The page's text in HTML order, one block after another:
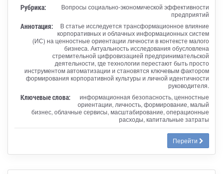
Рубрика:
Вопросы социально-экономической эффективности
предприятий
Аннотация:
В статье исследуется трансформационное влияние
корпоративных и облачных информационных систем
(ИС) на ценностные ориентации личности в контексте малого
бизнеса. Актуальность исследования обусловлена
стремительной цифровизацией предпринимательской
деятельности, где технологии перестают быть просто
инструментом автоматизации и становятся ключевым фактором
формирования корпоративной культуры и личной идентичности
руководителя.
Ключевые слова:
информационная безопасность, ценностные
ориентации, личность, формирование, малый
бизнес, облачные сервисы, масштабирование, операционные
расходы, капитальные затраты
Перейти